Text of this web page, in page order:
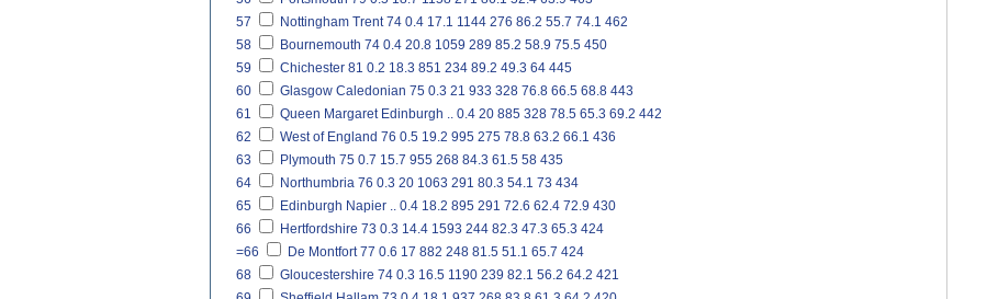
57
Nottingham Trent 74 0.4 17.1 1144 276 86.2 55.7 74.1 462
58
Bournemouth 74 0.4 20.8 1059 289 85.2 58.9 75.5 450
59
Chichester 81 0.2 18.3 851 234 89.2 49.3 64 445
60
Glasgow Caledonian 75 0.3 21 933 328 76.8 66.5 68.8 443
61
Queen Margaret Edinburgh .. 0.4 20 885 328 78.5 65.3 69.2 442
62
West of England 76 0.5 19.2 995 275 78.8 63.2 66.1 436
63
Plymouth 75 0.7 15.7 955 268 84.3 61.5 58 435
64
Northumbria 76 0.3 20 1063 291 80.3 54.1 73 434
65
Edinburgh Napier .. 0.4 18.2 895 291 72.6 62.4 72.9 430
66
Hertfordshire 73 0.3 14.4 1593 244 82.3 47.3 65.3 424
=66
De Montfort 77 0.6 17 882 248 81.5 51.1 65.7 424
68
Gloucestershire 74 0.3 16.5 1190 239 82.1 56.2 64.2 421